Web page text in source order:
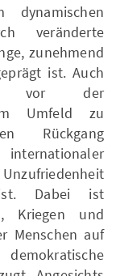
veränderte
zunehmend
ist. Auch
vor der
Umfeld zu
Rückgang
Dabei ist
Kriegen und
Menschen auf